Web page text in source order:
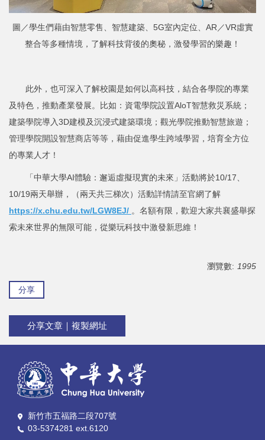
圖／學生們藉由智慧零售、智慧建築、5G室內定位、AR／VR虛實
整合等多種情境，了解科技背後的奧秘，激發學習的樂趣！
此外，也可深入了解校園是如何以高科技，結合各學院的專業
及特色，推動產業發展。比如：資電學院設置AloT智慧救災系統；
建築學院導入3D建模及沉浸式建築環境；觀光學院推動智慧旅遊；
管理學院開設智慧商店等等，藉由促進學生跨域學習，培育全方位
的專業人才！
「中華大學AI體驗：邂逅虛擬現實的未來」活動將於10/17、
10/19兩天舉辦，（兩天共三梯次）活動詳情請至官網了解
https://x.chu.edu.tw/LGW8EJ/ 。名額有限，歡迎大家共襄盛舉探
索未來世界的無限可能，從樂玩科技中激發新思維！
瀏覽數: 1995
分享
分享文章｜複製網址
新竹市五福路二段707號
03-5374281 ext.6120